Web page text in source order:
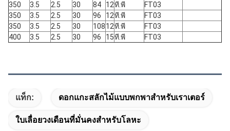
350
3.5 2.5 30 84 12ที.พี
FT03
350
3.5 2.5 30 96 12ที.พี
FT03
350
3.5 2.5 30 10812ที.พี
FT03
400
3.5 2.5 30 96 15ที.พี FT03
แท็ก: ดอกแกะสลักไม้แบบพกพาสำหรับเราเตอร์
ใบเลื่อยวงเดือนที่มั่นคงสำหรับโลหะ